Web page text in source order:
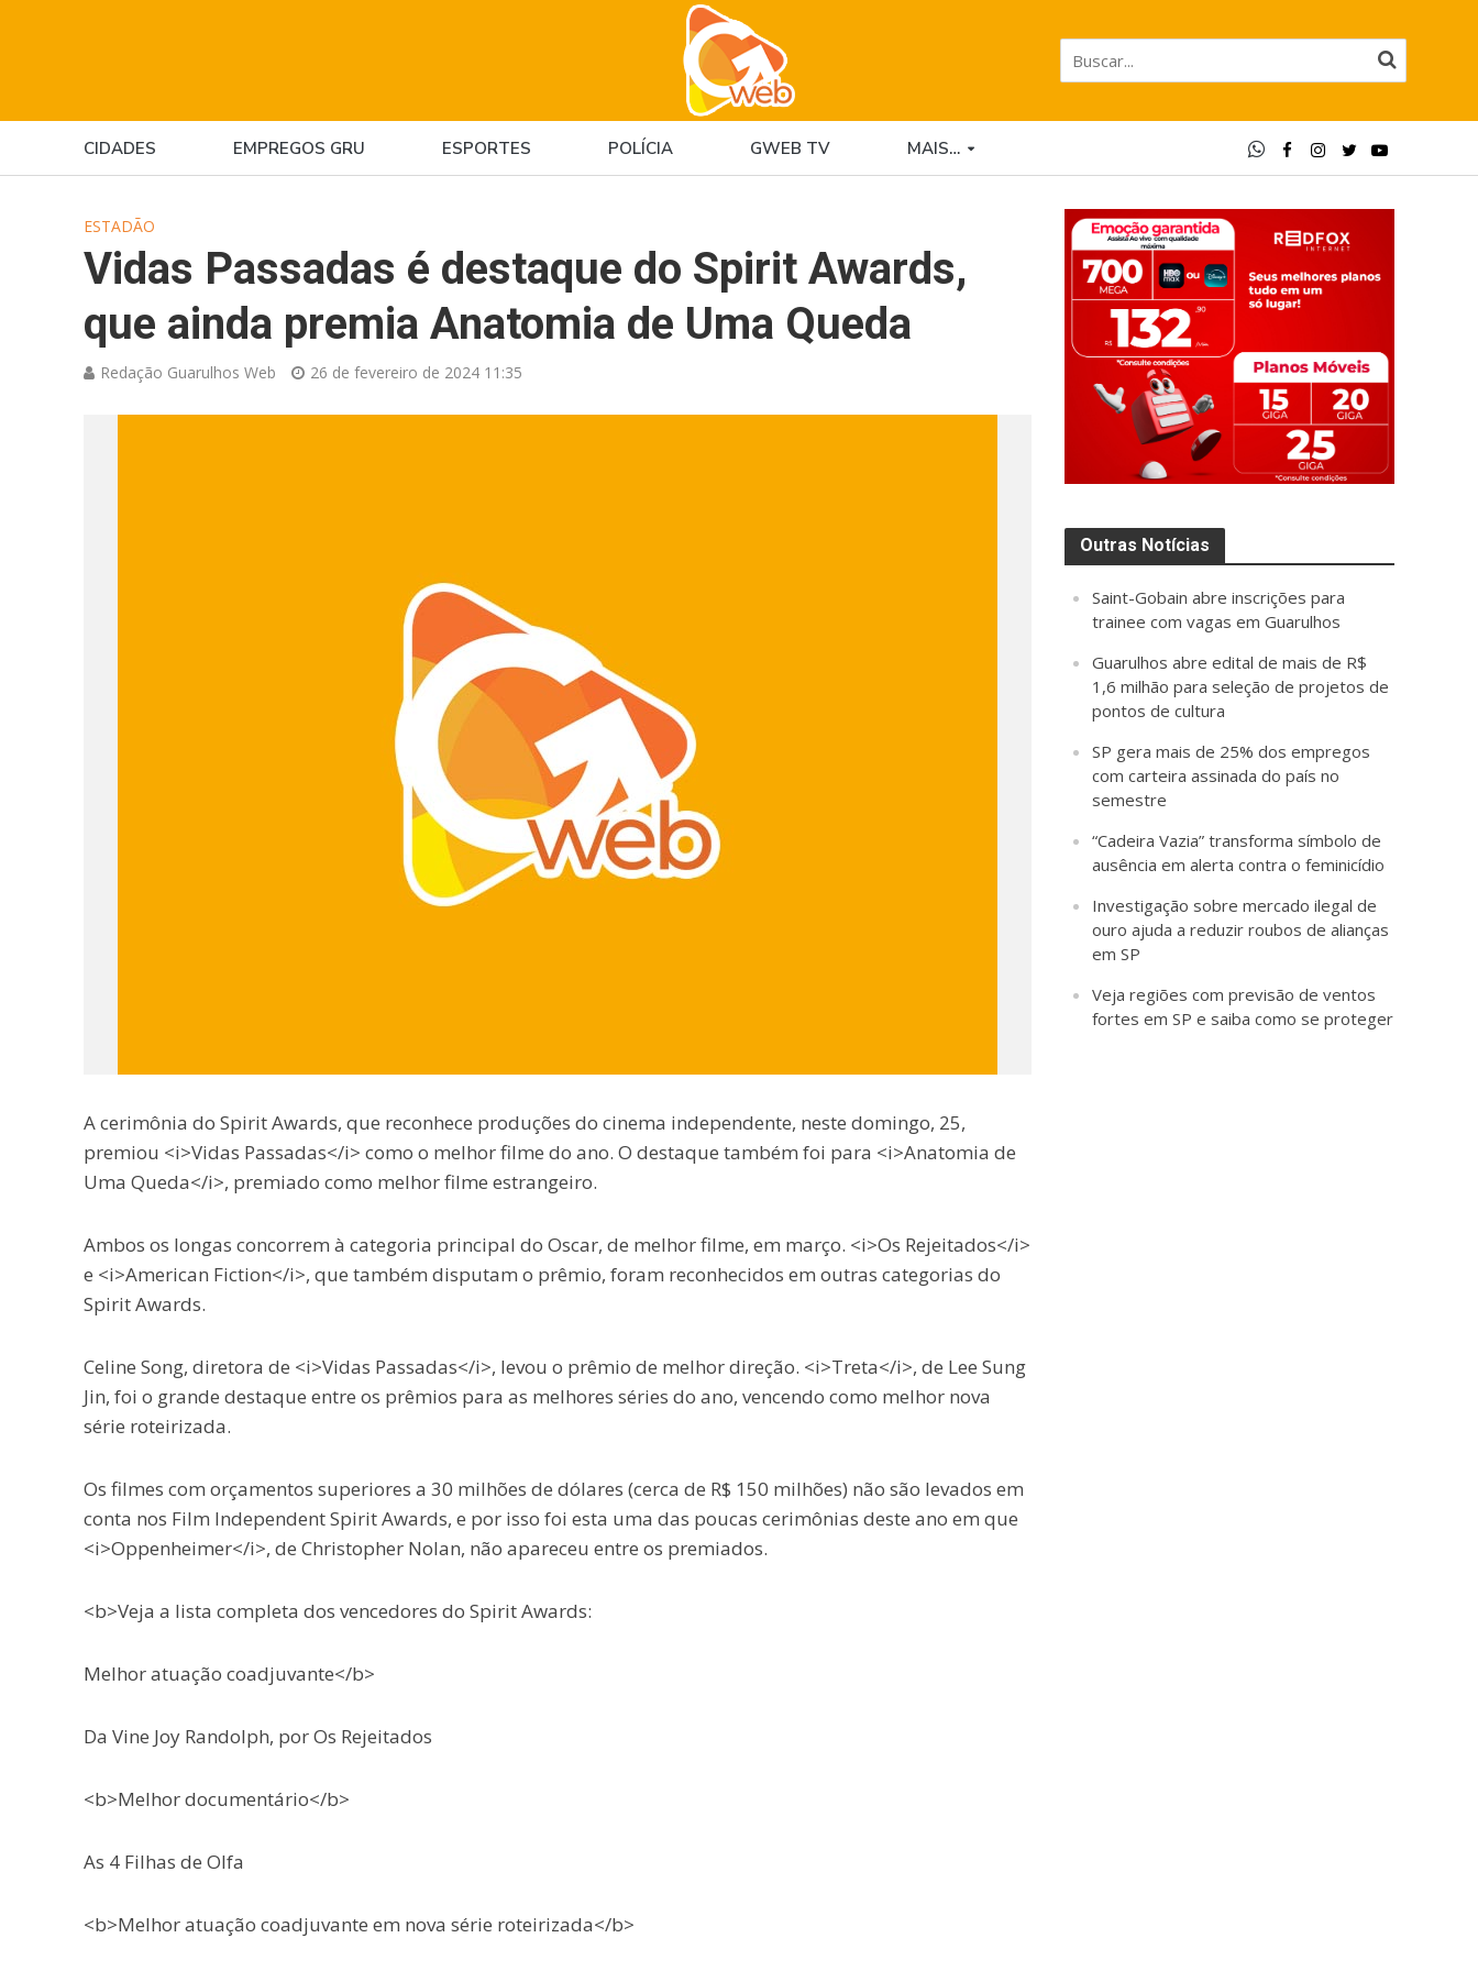
CIDADES EMPREGOS GRU ESPORTES POLÍCIA GWEB TV MAIS…
ESTADÃO
Vidas Passadas é destaque do Spirit Awards,
que ainda premia Anatomia de Uma Queda
Redação Guarulhos Web 26 de fevereiro de 2024 11:35
A cerimônia do Spirit Awards, que reconhece produções do cinema independente, neste domingo, 25,
premiou <i>Vidas Passadas</i> como o melhor filme do ano. O destaque também foi para <i>Anatomia de
Uma Queda</i>, premiado como melhor filme estrangeiro.
Ambos os longas concorrem à categoria principal do Oscar, de melhor filme, em março. <i>Os Rejeitados</i>
e <i>American Fiction</i>, que também disputam o prêmio, foram reconhecidos em outras categorias do
Spirit Awards.
Celine Song, diretora de <i>Vidas Passadas</i>, levou o prêmio de melhor direção. <i>Treta</i>, de Lee Sung
Jin, foi o grande destaque entre os prêmios para as melhores séries do ano, vencendo como melhor nova
série roteirizada.
Os filmes com orçamentos superiores a 30 milhões de dólares (cerca de R$ 150 milhões) não são levados em
conta nos Film Independent Spirit Awards, e por isso foi esta uma das poucas cerimônias deste ano em que
<i>Oppenheimer</i>, de Christopher Nolan, não apareceu entre os premiados.
<b>Veja a lista completa dos vencedores do Spirit Awards:
Melhor atuação coadjuvante</b>
Da Vine Joy Randolph, por Os Rejeitados
<b>Melhor documentário</b>
As 4 Filhas de Olfa
<b>Melhor atuação coadjuvante em nova série roteirizada</b>
Outras Notícias
Saint-Gobain abre inscrições para
trainee com vagas em Guarulhos
Guarulhos abre edital de mais de R$
1,6 milhão para seleção de projetos de
pontos de cultura
SP gera mais de 25% dos empregos
com carteira assinada do país no
semestre
“Cadeira Vazia” transforma símbolo de
ausência em alerta contra o feminicídio
Investigação sobre mercado ilegal de
ouro ajuda a reduzir roubos de alianças
em SP
Veja regiões com previsão de ventos
fortes em SP e saiba como se proteger